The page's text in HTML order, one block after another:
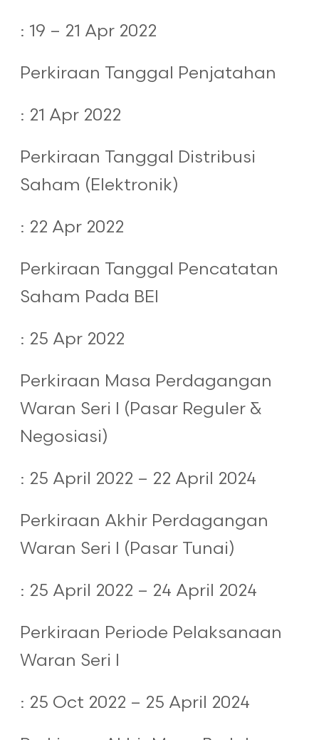
: 19 – 21 Apr 2022
Perkiraan Tanggal Penjatahan
: 21 Apr 2022
Perkiraan Tanggal Distribusi
Saham (Elektronik)
: 22 Apr 2022
Perkiraan Tanggal Pencatatan
Saham Pada BEI
: 25 Apr 2022
Perkiraan Masa Perdagangan
Waran Seri I (Pasar Reguler &
Negosiasi)
: 25 April 2022 – 22 April 2024
Perkiraan Akhir Perdagangan
Waran Seri I (Pasar Tunai)
: 25 April 2022 – 24 April 2024
Perkiraan Periode Pelaksanaan
Waran Seri I
: 25 Oct 2022 – 25 April 2024